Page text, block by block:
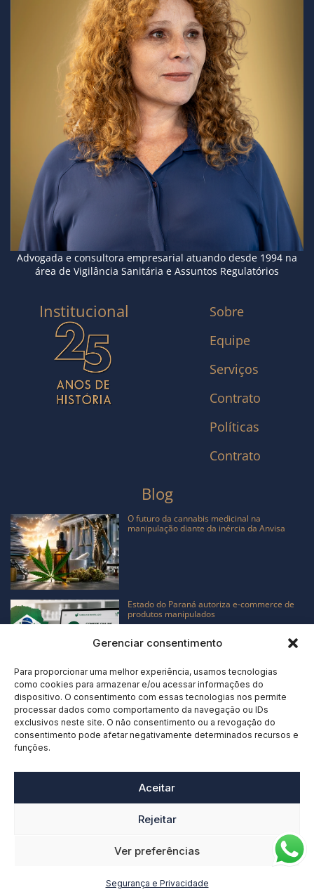
Gerenciar consentimento
Para proporcionar uma melhor experiência, usamos tecnologias
como cookies para armazenar e/ou acessar informações do
dispositivo. O consentimento com essas tecnologias nos permite
processar dados como comportamento da navegação ou IDs
exclusivos neste site. O não consentimento ou a revogação do
consentimento pode afetar negativamente determinados recursos e
funções.
Aceitar
Rejeitar
Ver preferências
Segurança e Privacidade
Advogada e consultora empresarial atuando desde 1994 na
área de Vigilância Sanitária e Assuntos Regulatórios
Institucional
Sobre
Equipe
Serviços
Contrato
Políticas
Contrato
Blog
O futuro da cannabis medicinal na
manipulação diante da inércia da Anvisa
Estado do Paraná autoriza e-commerce de
produtos manipulados
A cannabis medicinal mostrou que o
paciente não espera a regulação
Instagram